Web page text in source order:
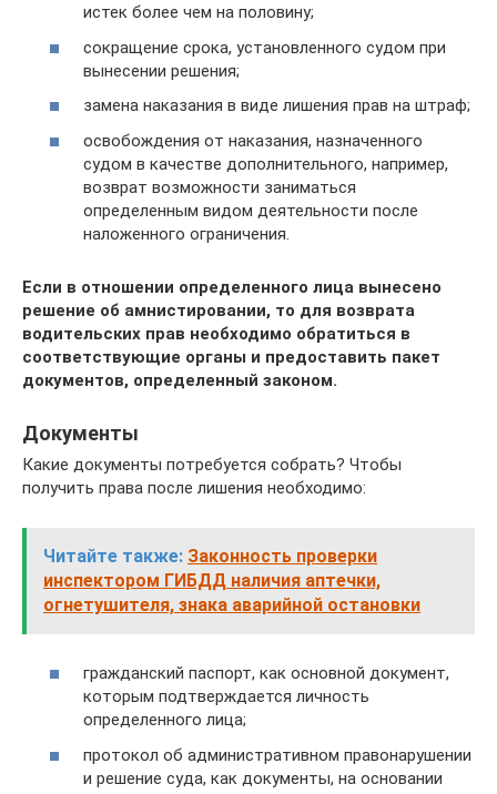
истек более чем на половину;
сокращение срока, установленного судом при
вынесении решения;
замена наказания в виде лишения прав на штраф;
освобождения от наказания, назначенного
судом в качестве дополнительного, например,
возврат возможности заниматься
определенным видом деятельности после
наложенного ограничения.
Если в отношении определенного лица вынесено
решение об амнистировании, то для возврата
водительских прав необходимо обратиться в
соответствующие органы и предоставить пакет
документов, определенный законом.
Документы
Какие документы потребуется собрать? Чтобы
получить права после лишения необходимо:
Читайте также: Законность проверки
инспектором ГИБДД наличия аптечки,
огнетушителя, знака аварийной остановки
гражданский паспорт, как основной документ,
которым подтверждается личность
определенного лица;
протокол об административном правонарушении
и решение суда, как документы, на основании